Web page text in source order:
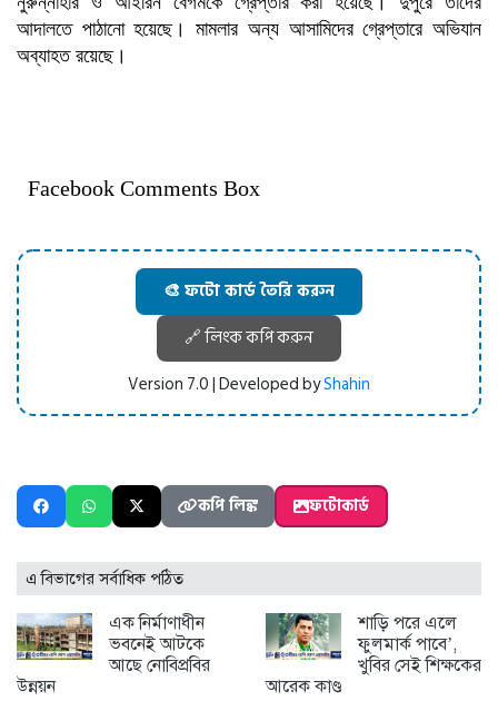
আদালতে পাঠানো হয়েছে। মামলার অন্য আসামিদের গ্রেপ্তারে অভিযান
অব্যাহত রয়েছে।
Facebook Comments Box
🎨 ফটো কার্ড তৈরি করুন
🔗 লিংক কপি করুন
Version 7.0 | Developed byShahin
কপি লিঙ্ক ফটোকার্ড
এ বিভাগের সর্বাধিক পঠিত
এক নির্মাণাধীন
ভবনেই আটকে
আছে নোবিপ্রবির
উন্নয়ন
শাড়ি পরে এলে
ফুলমার্ক পাবে’,
খুবির সেই শিক্ষকের
আরেক কাণ্ড